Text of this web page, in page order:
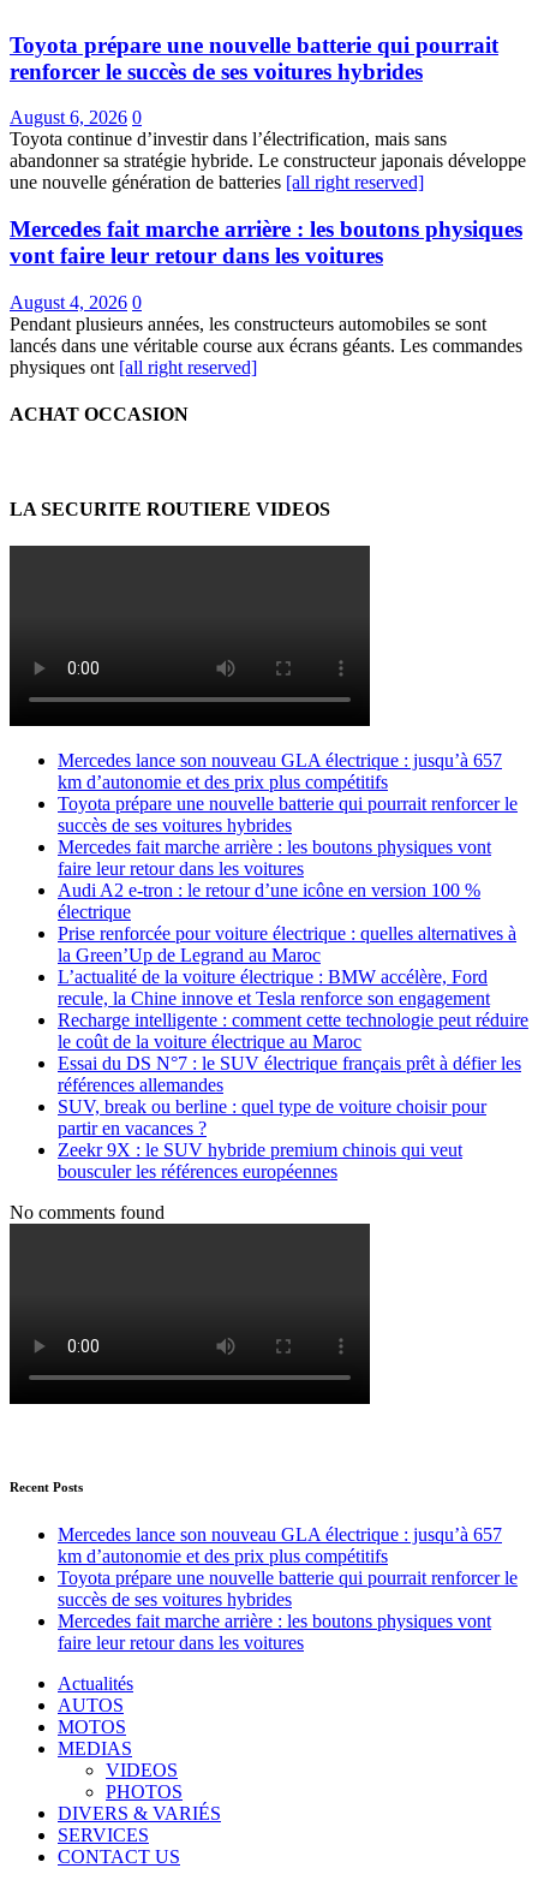
Toyota prépare une nouvelle batterie qui pourrait
renforcer le succès de ses voitures hybrides
August 6, 2026 0
Toyota continue d’investir dans l’électrification, mais sans
abandonner sa stratégie hybride. Le constructeur japonais développe
une nouvelle génération de batteries [all right reserved]
Mercedes fait marche arrière : les boutons physiques
vont faire leur retour dans les voitures
August 4, 2026 0
Pendant plusieurs années, les constructeurs automobiles se sont
lancés dans une véritable course aux écrans géants. Les commandes
physiques ont [all right reserved]
ACHAT OCCASION
LA SECURITE ROUTIERE VIDEOS
Mercedes lance son nouveau GLA électrique : jusqu’à 657
km d’autonomie et des prix plus compétitifs
Toyota prépare une nouvelle batterie qui pourrait renforcer le
succès de ses voitures hybrides
Mercedes fait marche arrière : les boutons physiques vont
faire leur retour dans les voitures
Audi A2 e-tron : le retour d’une icône en version 100 %
électrique
Prise renforcée pour voiture électrique : quelles alternatives à
la Green’Up de Legrand au Maroc
L’actualité de la voiture électrique : BMW accélère, Ford
recule, la Chine innove et Tesla renforce son engagement
Recharge intelligente : comment cette technologie peut réduire
le coût de la voiture électrique au Maroc
Essai du DS N°7 : le SUV électrique français prêt à défier les
références allemandes
SUV, break ou berline : quel type de voiture choisir pour
partir en vacances ?
Zeekr 9X : le SUV hybride premium chinois qui veut
bousculer les références européennes
No comments found
Recent Posts
Mercedes lance son nouveau GLA électrique : jusqu’à 657
km d’autonomie et des prix plus compétitifs
Toyota prépare une nouvelle batterie qui pourrait renforcer le
succès de ses voitures hybrides
Mercedes fait marche arrière : les boutons physiques vont
faire leur retour dans les voitures
Actualités
AUTOS
MOTOS
MEDIAS
VIDEOS
PHOTOS
DIVERS & VARIÉS
SERVICES
CONTACT US